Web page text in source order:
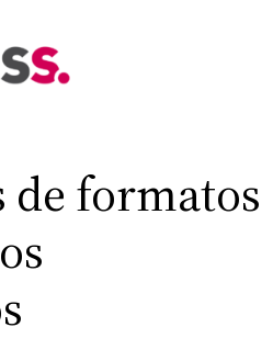
de formatos